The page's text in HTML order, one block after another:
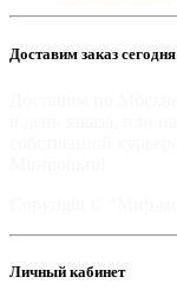
Доставим заказ сегодня
Личный кабинет